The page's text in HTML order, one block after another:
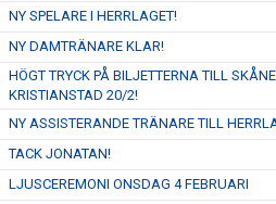
NY SPELARE I HERRLAGET!
NY DAMTRÄNARE KLAR!
HÖGT TRYCK PÅ BILJETTERNA TILL
KRISTIANSTAD 20/2!
NY ASSISTERANDE TRÄNARE TILL
TACK JONATAN!
LJUSCEREMONI ONSDAG 4 FEBRUARI